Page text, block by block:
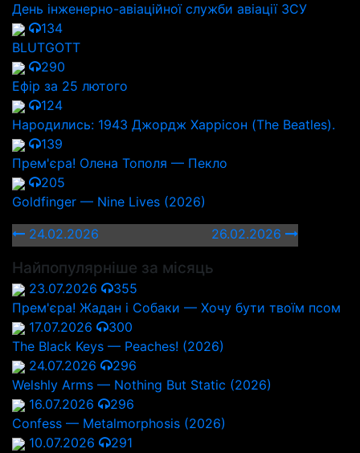
День інженерно-авіаційної служби авіації ЗСУ
134
BLUTGOTT
290
Ефір за 25 лютого
124
Народились: 1943 Джордж Харрісон (The Beatles).
139
Прем'єра! Олена Тополя — Пекло
205
Goldfinger — Nine Lives (2026)
24.02.2026
26.02.2026
Найпопулярніше за місяць
23.07.2026
355
Прем'єра! Жадан і Собаки — Хочу бути твоїм псом
17.07.2026
300
The Black Keys — Peaches! (2026)
24.07.2026
296
Welshly Arms — Nothing But Static (2026)
16.07.2026
296
Confess — Metalmorphosis (2026)
10.07.2026
291